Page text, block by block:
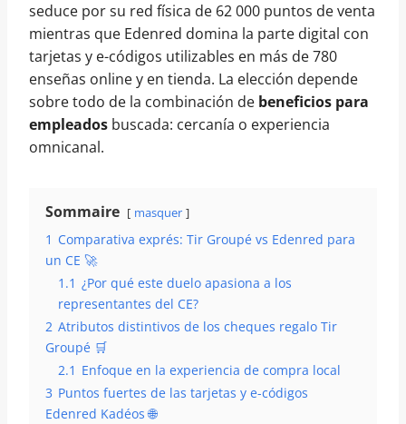
seduce por su red física de 62 000 puntos de venta
mientras que Edenred domina la parte digital con
tarjetas y e-códigos utilizables en más de 780
enseñas online y en tienda. La elección depende
sobre todo de la combinación de beneficios para
empleados buscada: cercanía o experiencia
omnicanal.
Sommaire masquer
1 Comparativa exprés: Tir Groupé vs Edenred para
un CE 🚀
1.1 ¿Por qué este duelo apasiona a los
representantes del CE?
2 Atributos distintivos de los cheques regalo Tir
Groupé 🛒
2.1 Enfoque en la experiencia de compra local
3 Puntos fuertes de las tarjetas y e-códigos
Edenred Kadéos 🌐